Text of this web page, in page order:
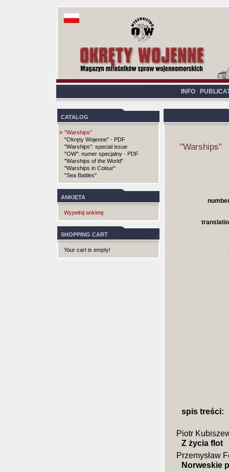
INFO
CATALOG
» "Warships"
"Okręty Wojenne" - PDF
"Warships": special issue
"OW": numer specjalny - PDF
"Warships of the World"
"Warships in Colour"
"Sea Battles"
ANKIETA
Wypełnij ankietę
SHOPPING CART
Your cart is empty!
"Warships"
spis treści:
Piotr
Z życia flot
Przemysław
Norweskie